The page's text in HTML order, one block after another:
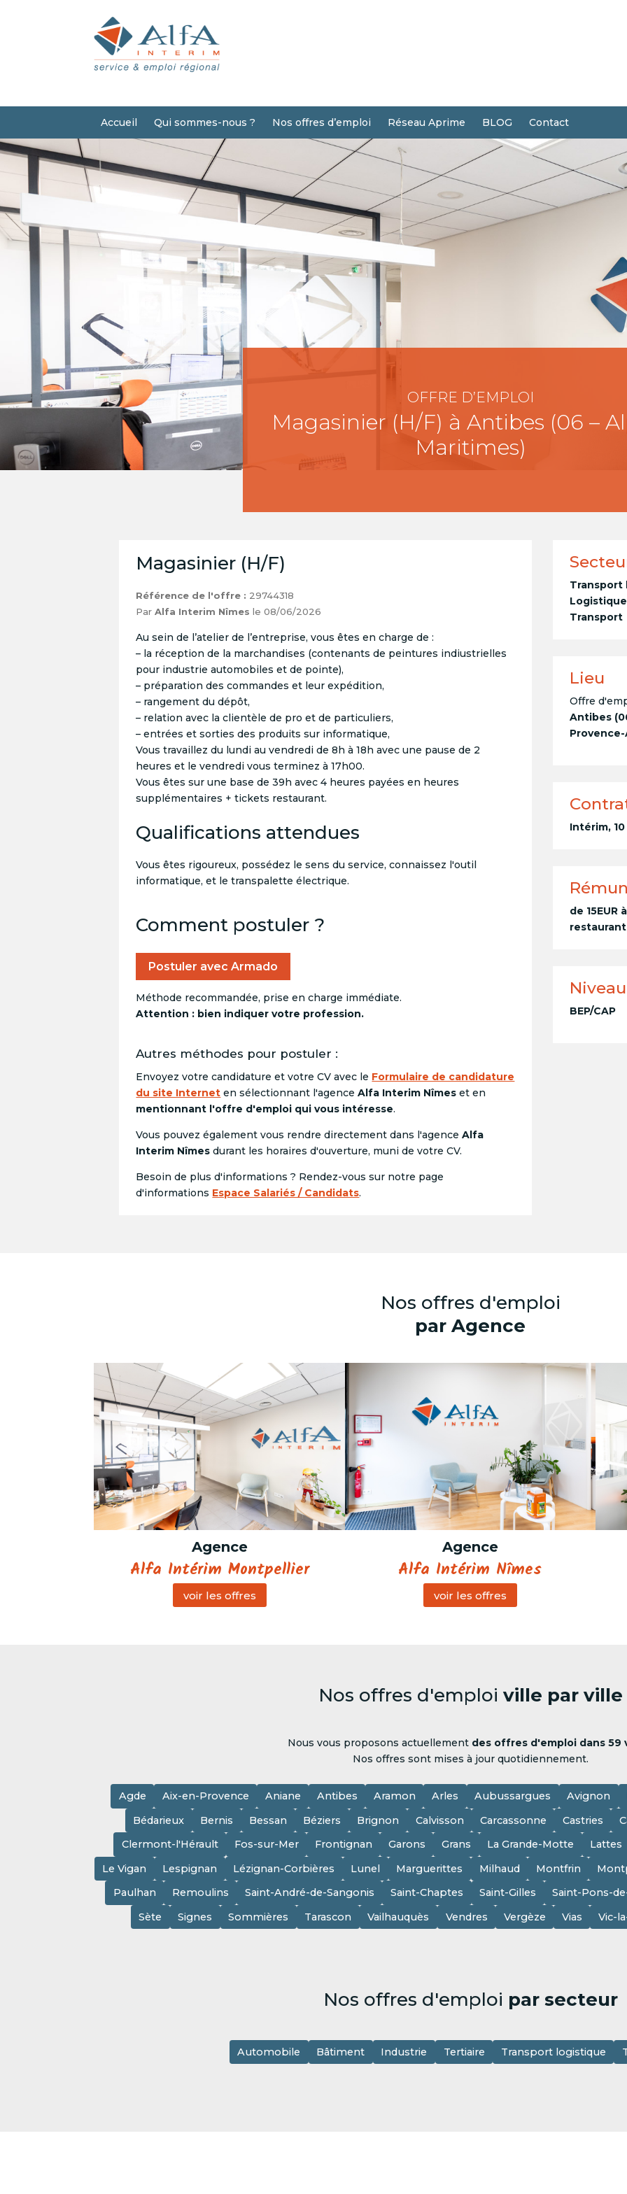
Accueil Qui sommes-nous ? Nos offres d’emploi Réseau Aprime BLOG Contact
OFFRE D’EMPLOI
Magasinier (H/F) à Antibes (06 –
Maritimes)
Magasinier (H/F)
Référence de l'offre : 29744318
ParAlfa Interim Nîmes le 08/06/2026
Au sein de l’atelier de l’entreprise, vous êtes en charge de :
– la réception de la marchandises (contenants de peintures indiustrielles
pour industrie automobiles et de pointe),
– préparation des commandes et leur expédition,
– rangement du dépôt,
– relation avec la clientèle de pro et de particuliers,
– entrées et sorties des produits sur informatique,
Vous travaillez du lundi au vendredi de 8h à 18h avec une pause de 2
heures et le vendredi vous terminez à 17h00.
Vous êtes sur une base de 39h avec 4 heures payées en heures
supplémentaires + tickets restaurant.
Qualifications attendues
Vous êtes rigoureux, possédez le sens du service, connaissez l'outil
informatique, et le transpalette électrique.
Comment postuler ?
Postuler avec Armado
Méthode recommandée, prise en charge immédiate.
Attention : bien indiquer votre profession.
Autres méthodes pour postuler :
Envoyez votre candidature et votre CV avec le Formulaire de candidature
du site Internet en sélectionnant l'agenceAlfa Interim Nîmes et en
mentionnant l'offre d'emploi qui vous intéresse.
Vous pouvez également vous rendre directement dans l'agenceAlfa
Interim Nîmes durant les horaires d'ouverture, muni de votre CV.
Besoin de plus d'informations ? Rendez-vous sur notre page
d'informations Espace Salariés / Candidats.
Transport
Transport
Lieu
Offre
Antibes
Intérim,
de 15EUR
restaurant
BEP/CAP
Nos offres d'emploi
par Agence
Agence
Alfa Intérim Montpellier
voir les offres
Agence
Alfa Intérim Nîmes
voir les offres
Nos offres d'emploi ville par ville
Nous vous proposons actuellement des offres d'emploi dans 59
Nos offres sont mises à jour quotidiennement.
Agde Aix-en-Provence Aniane Antibes Aramon Arles Aubussargues Avignon
Bédarieux
Bernis Bessan Béziers Brignon Calvisson Carcassonne Castries
Clermont-l'Hérault
Fos-sur-Mer Frontignan Garons Grans La Grande-Motte Lattes
Le Vigan
Lespignan Lézignan-Corbières Lunel Marguerittes Milhaud Montfrin
Paulhan
Remoulins Saint-André-de-Sangonis Saint-Chaptes Saint-Gilles Saint-Pons-
Sète
Signes Sommières Tarascon Vailhauquès Vendres Vergèze Vias Vic-
Nos offres d'emploi par secteur
Automobile Bâtiment Industrie Tertiaire Transport logistique